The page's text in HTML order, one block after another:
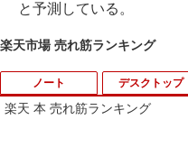
と予測している。
楽天市場 売れ筋ランキング
ノート デスクトップ
楽天 本 売れ筋ランキング